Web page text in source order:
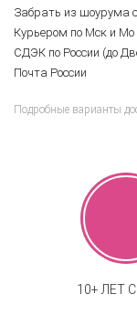
Забрать из шоурума
Курьером по Мск и Мо
СДЭК по России (до
Почта России
Подробные варианты
10+ ЛЕТ